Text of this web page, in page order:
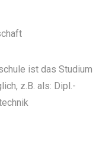
ist das Studium
z.B. als: Dipl.-